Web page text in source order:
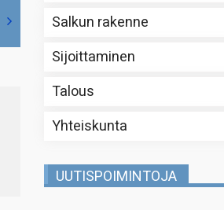
Salkun rakenne
Sijoittaminen
Talous
Yhteiskunta
UUTISPOIMINTOJA